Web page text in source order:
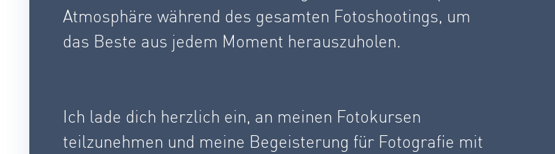
Atmosphäre während des gesamten Fotoshootings, um
das Beste aus jedem Moment herauszuholen.
Ich lade dich herzlich ein, an meinen Fotokursen
teilzunehmen und meine Begeisterung für Fotografie mit